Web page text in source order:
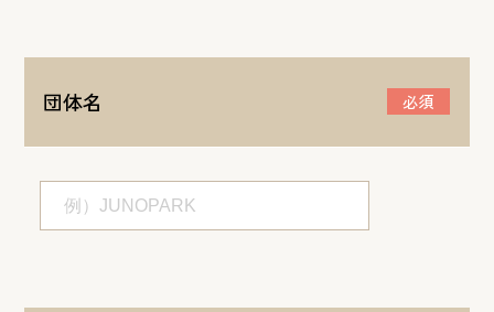
団体名 必須